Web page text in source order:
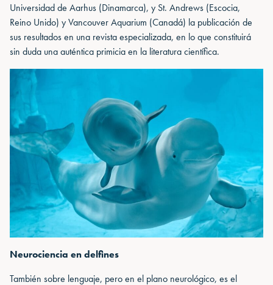
Universidad de Aarhus (Dinamarca), y St. Andrews (Escocia,
Reino Unido) y Vancouver Aquarium (Canadá) la publicación de
sus resultados en una revista especializada, en lo que constituirá
sin duda una auténtica primicia en la literatura científica.
Neurociencia en delfines
También sobre lenguaje, pero en el plano neurológico, es el